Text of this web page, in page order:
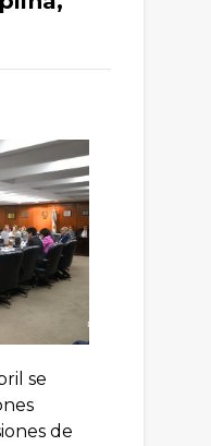
se
de